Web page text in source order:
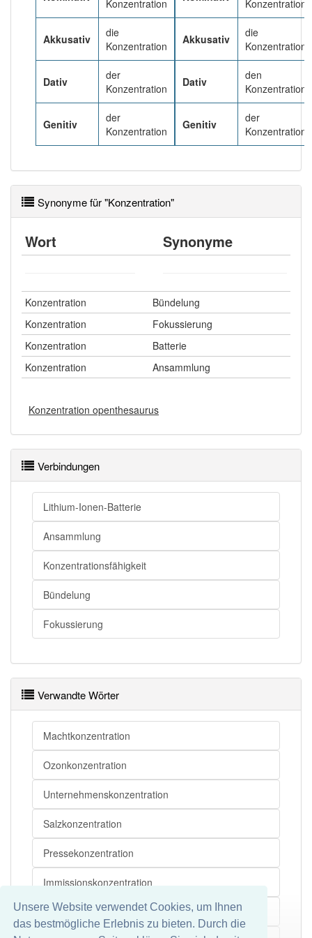
Unsere Website verwendet Cookies, um Ihnen
das bestmögliche Erlebnis zu bieten. Durch die
Häufigkeit: 6 von 10
Wörter mit Endung-konzentrationaber mit einem
anderen Artikeldie
korrekt erraten.
Konzentration
Akkusativ
die
Konzentration
Dativ
der
Konzentration
Genitiv
der
Konzentration
Akkusativ
die
Dativ
den
Genitiv
der
Synonyme für "Konzentration"
Wort Synonyme
Konzentration
Bündelung
Konzentration
Fokussierung
Konzentration
Batterie
Konzentration
Ansammlung
Konzentration openthesaurus
Verbindungen
Lithium-Ionen-Batterie
Ansammlung
Konzentrationsfähigkeit
Bündelung
Fokussierung
Verwandte Wörter
Machtkonzentration
Ozonkonzentration
Unternehmenskonzentration
Salzkonzentration
Pressekonzentration
Immissionskonzentration
Truppenkonzentration